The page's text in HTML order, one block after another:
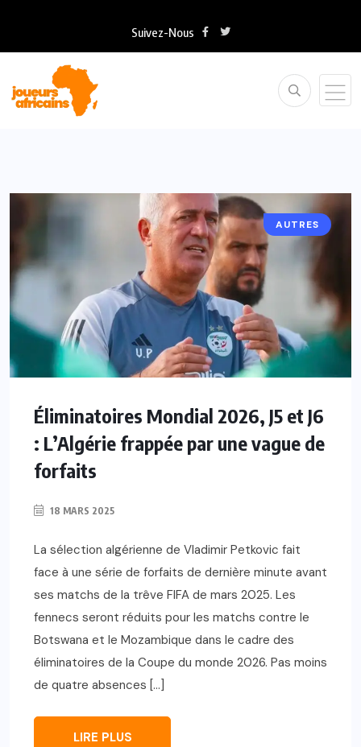
Suivez-Nous
AUTRES
Éliminatoires Mondial 2026, J5 et J6
: L’Algérie frappée par une vague de
forfaits
18 MARS 2025
La sélection algérienne de Vladimir Petkovic fait
face à une série de forfaits de dernière minute avant
ses matchs de la trêve FIFA de mars 2025. Les
fennecs seront réduits pour les matchs contre le
Botswana et le Mozambique dans le cadre des
éliminatoires de la Coupe du monde 2026. Pas moins
de quatre absences […]
LIRE PLUS